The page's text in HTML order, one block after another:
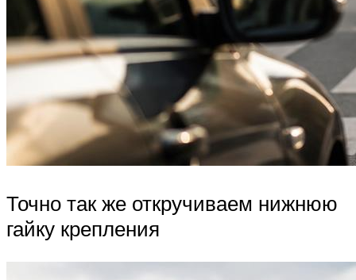
Точно так же откручиваем нижнюю
гайку крепления